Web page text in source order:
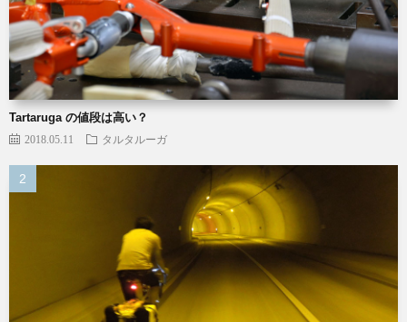
Tartaruga の値段は高い？
2018.05.11 タルタルーガ